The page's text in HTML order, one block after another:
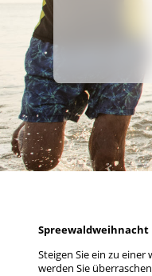
Spreewaldweihnacht
Steigen Sie ein zu
werden Sie